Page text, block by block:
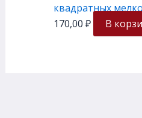
квадратных
170,00 ₽ В